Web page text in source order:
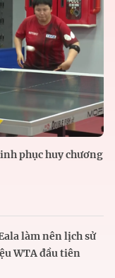
phục huy chương
làm nên lịch sử
WTA đầu tiên